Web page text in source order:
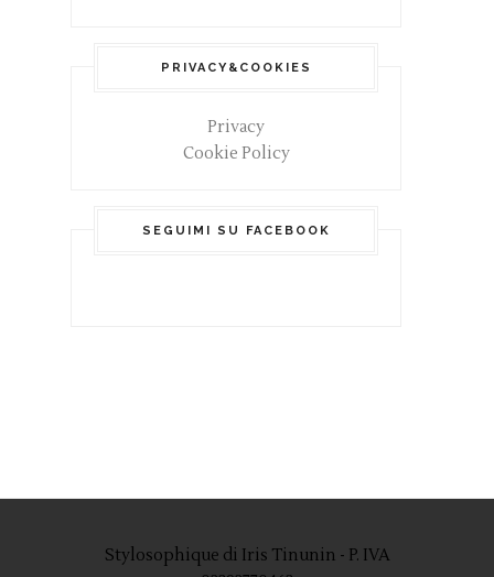
PRIVACY&COOKIES
Privacy
Cookie Policy
SEGUIMI SU FACEBOOK
Stylosophique di Iris Tinunin - P. IVA